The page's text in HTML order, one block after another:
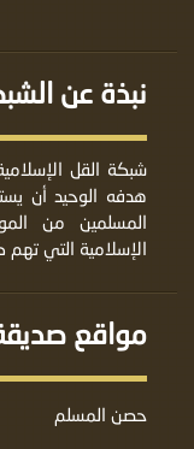
نبذة عن
شبكة القل
هدفه الوحيد أن
المسلمين من
الإسلامية التي تهم
مواقع
حصن المسلم